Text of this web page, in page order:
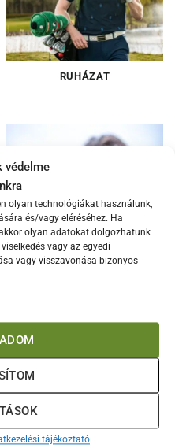
védelme
olyan technológiákat használunk,
és/vagy eléréséhez. Ha
olyan adatokat dolgozhatunk
vagy az egyedi
vagy visszavonása bizonyos
tájékoztató
RUHÁZAT